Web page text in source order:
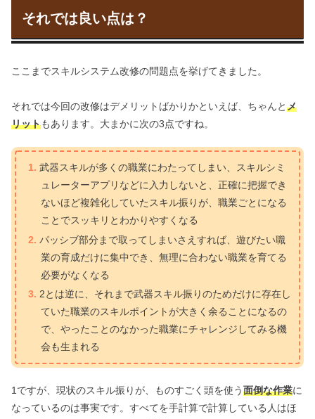
それでは良い点は？
ここまでスキルシステム改修の問題点を挙げてきました。
それでは今回の改修はデメリットばかりかといえば、ちゃんとメ
リットもあります。大まかに次の3点ですね。
武器スキルが多くの職業にわたってしまい、スキルシミ
ュレーターアプリなどに入力しないと、正確に把握でき
ないほど複雑化していたスキル振りが、職業ごとになる
ことでスッキリとわかりやすくなる
パッシブ部分まで取ってしまいさえすれば、遊びたい職
業の育成だけに集中でき、無理に合わない職業を育てる
必要がなくなる
2とは逆に、それまで武器スキル振りのためだけに存在し
ていた職業のスキルポイントが大きく余ることになるの
で、やったことのなかった職業にチャレンジしてみる機
会も生まれる
1ですが、現状のスキル振りが、ものすごく頭を使う面倒な作業に
なっているのは事実です。すべてを手計算で計算している人はほ